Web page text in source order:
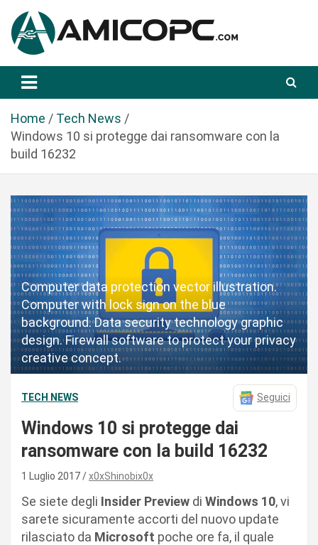
a
Amicopc.com
Home
Tech News
Windows 10 si protegge dai ransomware con la
build 16232
Computer data protection vector illustration.
Computer with lock sign on the blue
background. Data security technology graphic
design. Firewall software to protect your privacy
creative concept.
TECH NEWS Seguici
Windows 10 si protegge dai
ransomware con la build 16232
1 Luglio 2017 x0xShinobix0x
Se siete degli Insider Preview di Windows 10, vi
sarete sicuramente accorti del nuovo update
rilasciato da Microsoft poche ore fa, il quale